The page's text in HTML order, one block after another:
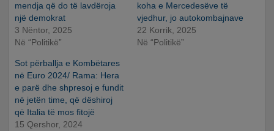
mendja që do të lavdëroja
një demokrat
3 Nëntor, 2025
Në “Politikë”
koha e Mercedesëve të
vjedhur, jo autokombajnave
22 Korrik, 2025
Në “Politikë”
Sot përballja e Kombëtares
në Euro 2024/ Rama: Hera
e parë dhe shpresoj e fundit
në jetën time, që dëshiroj
që Italia të mos fitojë
15 Qershor, 2024